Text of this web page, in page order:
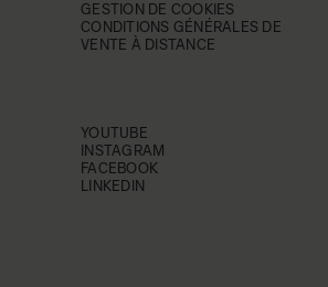
GESTION DE COOKIES
CONDITIONS GÉNÉRALES DE
VENTE À DISTANCE
YOUTUBE
INSTAGRAM
FACEBOOK
LINKEDIN